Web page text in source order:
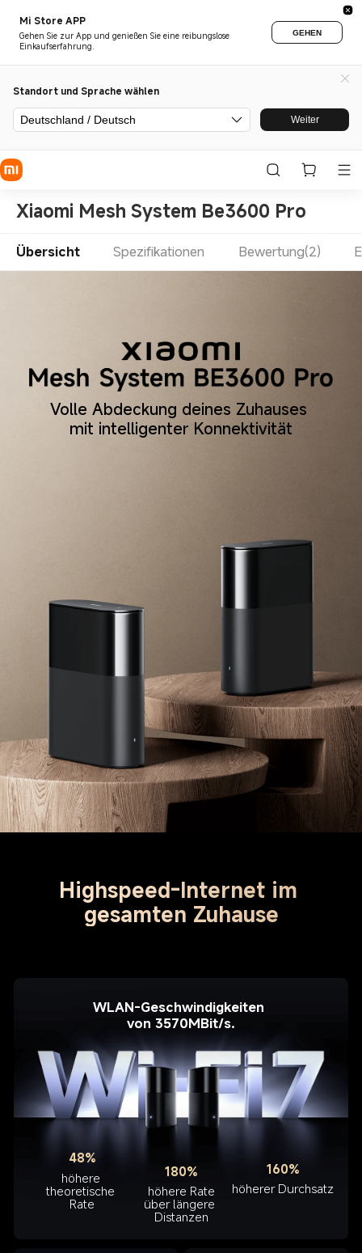
Mi Store APP
Gehen Sie zur App und genießen Sie eine reibungslose
Einkaufserfahrung.
GEHEN
Standort und Sprache wählen
Deutschland / Deutsch Weiter
Xiaomi Mesh System Be3600 Pro
Übersicht Spezifikationen Bewertung(2)
Volle Abdeckung deines Zuhauses
Highspeed-Internet im
WLAN-Geschwindigkeiten
48%
höhere
theoretische
Rate
180%
höhere Rate
über längere
Distanzen
160%
höherer Durchsatz